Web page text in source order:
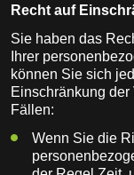
Recht auf
Sie haben das
Ihrer
können Sie sich
Einschränkung
Fällen:
Wenn Sie die